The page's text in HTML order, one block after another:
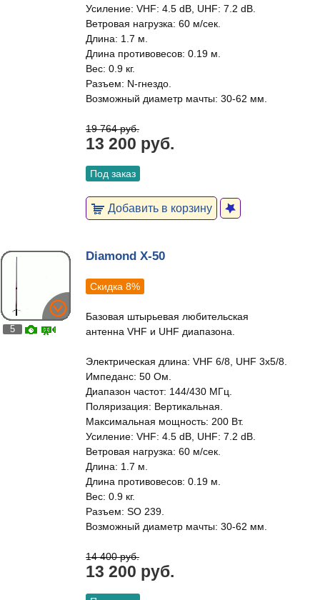
Усиление: VHF: 4.5 dB, UHF: 7.2 dB.
Ветровая нагрузка: 60 м/сек.
Длина: 1.7 м.
Длина противовесов: 0.19 м.
Вес: 0.9 кг.
Разъем: N-гнездо.
Возможный диаметр мачты: 30-62 мм.
19 764 руб.
13 200 руб.
Под заказ
Добавить в корзину
5
Diamond X-50
Скидка 8%
Базовая штырьевая любительская
антенна VHF и UHF диапазона.
Электрическая длина: VHF 6/8, UHF 3x5/8.
Импеданс: 50 Ом.
Диапазон частот: 144/430 МГц.
Поляризация: Вертикальная.
Максимальная мощность: 200 Вт.
Усиление: VHF: 4.5 dB, UHF: 7.2 dB.
Ветровая нагрузка: 60 м/сек.
Длина: 1.7 м.
Длина противовесов: 0.19 м.
Вес: 0.9 кг.
Разъем: SO 239.
Возможный диаметр мачты: 30-62 мм.
14 400 руб.
13 200 руб.